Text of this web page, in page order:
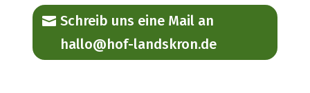
Schreib uns eine Mail an
hallo@hof-landskron.de